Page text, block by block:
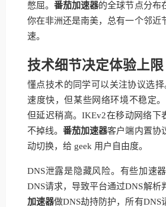
憋屈。番茄加速器的全球节点分布
你在非洲还是南美，总有一个邻近
速。
技术细节决定体验上限
懂点技术的同学可以关注协议选择
速度快，但某些网络环境不稳定。
但延迟稍高。IKEv2在移动网络下
不掉线。番茄加速器客户端内置协
动切换，给 geek 用户自由度。
DNS泄露是隐藏风险。有些加速
DNS请求，导致平台通过DNS解析
加速器做DNS劫持防护，所有DNS